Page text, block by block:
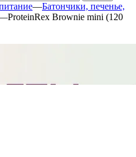
—Батончики, печенье,
ProteinRex Brownie mini (120